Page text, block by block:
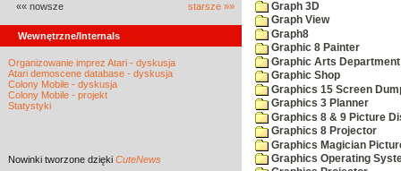
«« nowsze starsze »»
Wewnętrzne/Internals
Organizowanie imprez Atari - dyskusja
Atari demoscene database - dyskusja
Colony Mobile - dyskusja
Colony Mobile - projekt
Statystyki
Nowinki tworzone dzięki CuteNews
Graph 3D
Graph View
Graph8
Graphic 8 Painter
Graphic Arts Department
Graphic Shop
Graphics 15 Screen
Graphics 3 Planner
Graphics 8 & 9 Picture
Graphics 8 Projector
Graphics Magician
Graphics Operating